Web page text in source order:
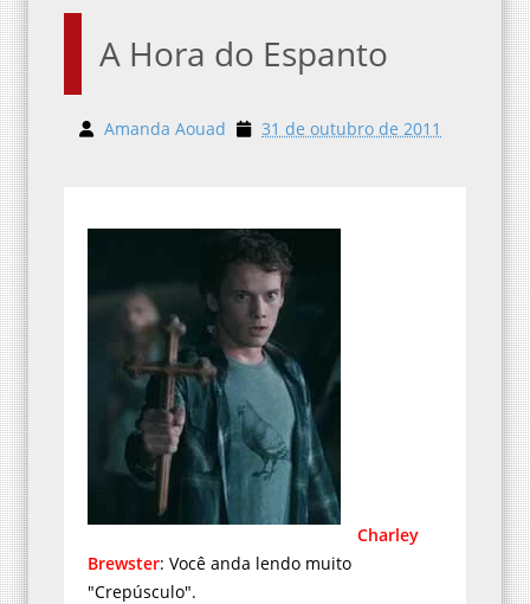
A Hora do Espanto
Amanda Aouad 31 de outubro de 2011
Charley
Brewster: Você anda lendo muito
"Crepúsculo".